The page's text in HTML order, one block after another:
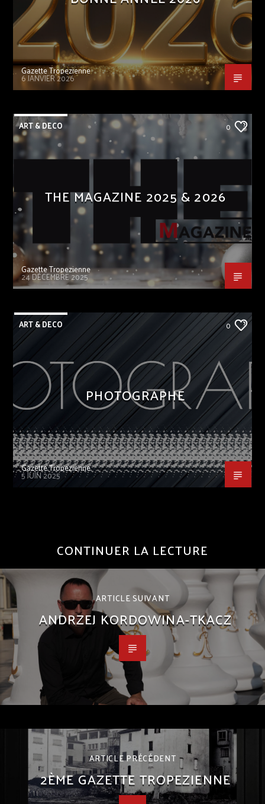
Gazette Tropezienne
6 JANVIER 2026
ART & DECO 0
THE MAGAZINE 2025 & 2026
Gazette Tropezienne
24 DÉCEMBRE 2025
ART & DECO 0
PHOTOGRAPHE
Gazette Tropezienne
5 JUIN 2025
CONTINUER LA LECTURE
ARTICLE SUIVANT
ANDRZEJ KORDOWINA­-TKACZ
ARTICLE PRÉCÉDENT
2ÈME GAZETTE TROPEZIENNE